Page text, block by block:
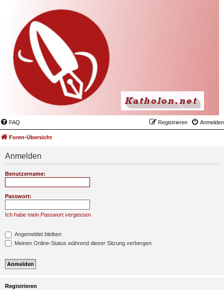
FAQ Anmelden
Registrieren
Foren-Übersicht
Anmelden
Benutzername:
Passwort:
Ich habe mein Passwort vergessen
Angemeldet bleiben
Meinen Online-Status während dieser Sitzung verbergen
Registrieren